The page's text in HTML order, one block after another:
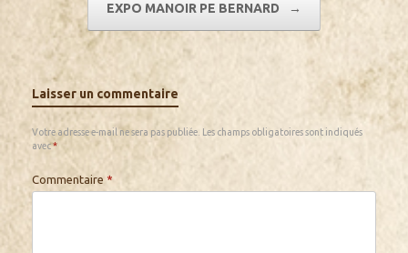
EXPO MANOIR PE BERNARD →
Laisser un commentaire
Votre adresse e-mail ne sera pas publiée.
Les champs obligatoires sont indiqués
avec*
Commentaire *